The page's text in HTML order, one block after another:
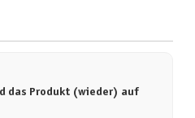
das Produkt (wieder) auf